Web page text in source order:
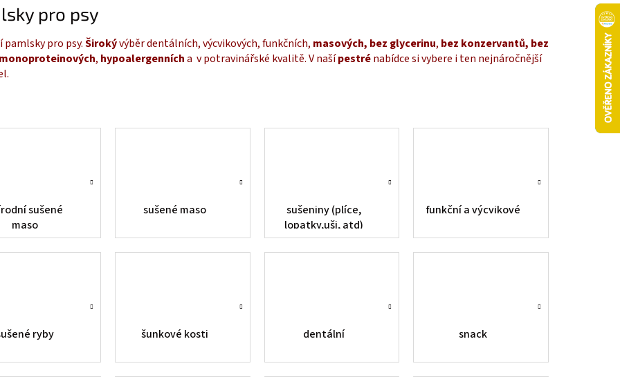
pro psy
pro psy.Širokývýběr dentálních, výcvikových, funkčních, masových, bez glycerinu, bez konzervantů, bez
monoproteinových, hypoalergennícha v potravinářské kvalitě. V našípestrénabídce si vybere i ten nejnáročnější
sušené
maso
sušené maso
sušeniny (plíce,
lopatky,uši, atd)
funkční a výcvikové
ryby šunkové kosti dentální snack